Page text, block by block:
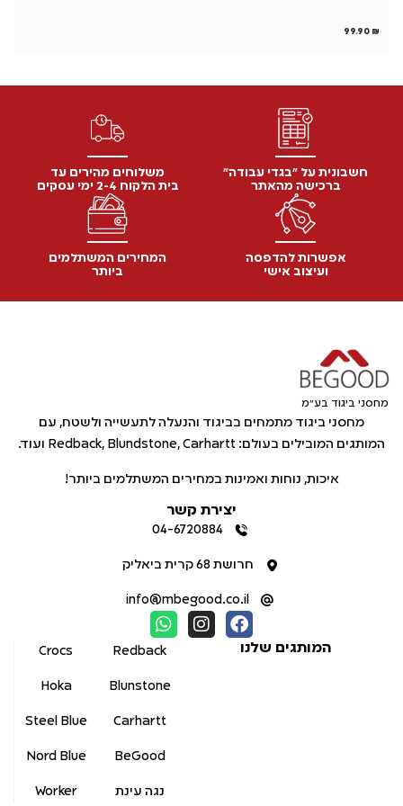
99.90 ₪
חשבונית על "בגדי עבודה"
ברכישה מהאתר
משלוחים מהירים עד
בית הלקוח 2-4 ימי עסקים
אפשרות להדפסה
ועיצוב אישי
המחירים המשתלמים
ביותר
מחסני ביגוד בע"מ
מחסני ביגוד מתמחים בביגוד והנעלה לתעשייה ולשטח, עם
המותגים המובילים בעולם: Redback, Blundstone, Carhartt ועוד.
איכות, נוחות ואמינות במחירים המשתלמים ביותר!
המותגים שלנו Redback
Blunstone
Carhartt
BeGood
נגה עינת
Crocs
Hoka
Steel Blue
Nord Blue
Worker
יצירת קשר
04-6720884
חרושת 68 קרית ביאליק
info@mbegood.co.il